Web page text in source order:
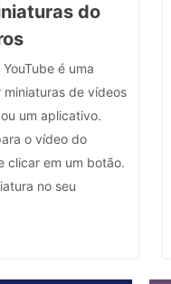
do
é uma
de vídeos
um aplicativo.
o vídeo do
clicar em um botão.
no seu